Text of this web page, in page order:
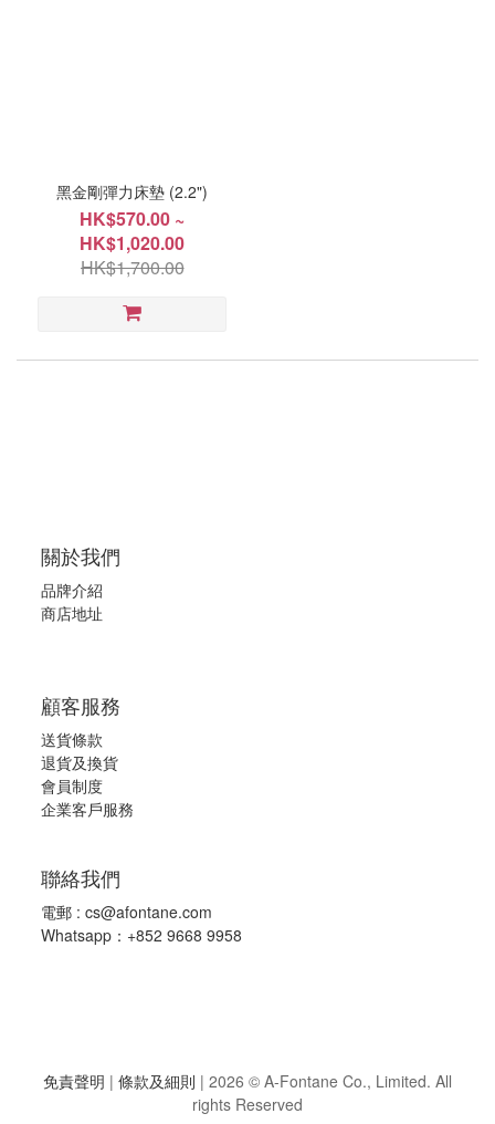
黑金剛彈力床墊 (2.2")
HK$570.00 ~
HK$1,020.00
HK$1,700.00
關於我們
品牌介紹
商店地址
顧客服務
送貨條款
退貨及換貨
會員制度
企業客戶服務
聯絡我們
電郵 : cs@afontane.com
Whatsapp：+852 9668 9958
免責聲明 | 條款及細則 | 2026 © A-Fontane Co., Limited. All
rights Reserved